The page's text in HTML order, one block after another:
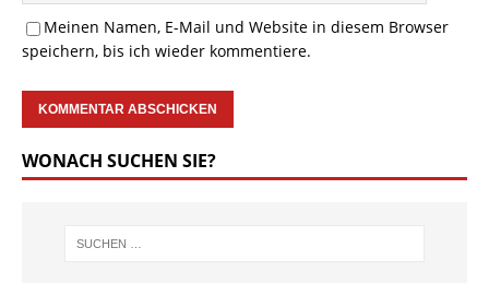
Meinen Namen, E-Mail und Website in diesem Browser
speichern, bis ich wieder kommentiere.
WONACH SUCHEN SIE?